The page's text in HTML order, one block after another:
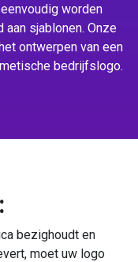
worden
sjablonen. Onze
ontwerpen van een
bedrijfslogo.
bezighoudt en
moet uw logo